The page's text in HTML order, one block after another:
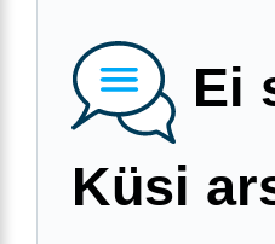
Ei
Küsi